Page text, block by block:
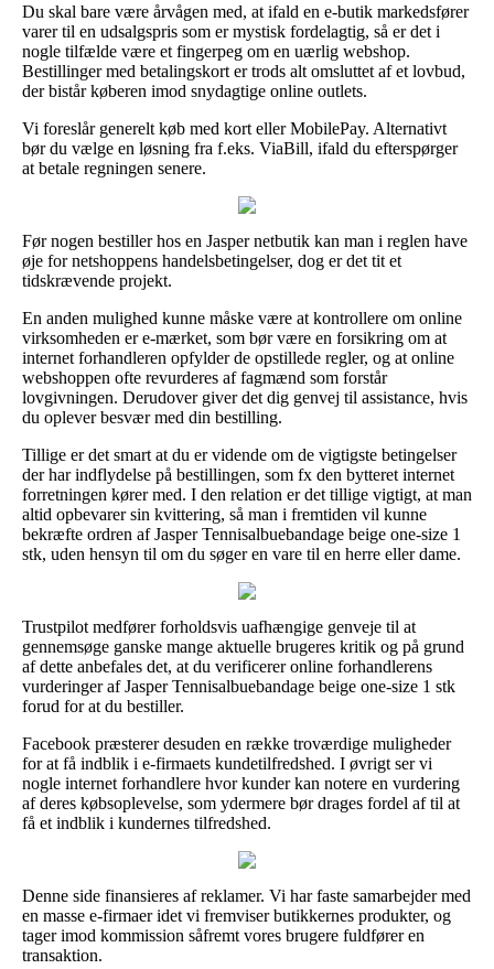
Du skal bare være årvågen med, at ifald en e-butik markedsfører
varer til en udsalgspris som er mystisk fordelagtig, så er det i
nogle tilfælde være et fingerpeg om en uærlig webshop.
Bestillinger med betalingskort er trods alt omsluttet af et lovbud,
der bistår køberen imod snydagtige online outlets.
Vi foreslår generelt køb med kort eller MobilePay. Alternativt
bør du vælge en løsning fra f.eks. ViaBill, ifald du efterspørger
at betale regningen senere.
Før nogen bestiller hos en Jasper netbutik kan man i reglen have
øje for netshoppens handelsbetingelser, dog er det tit et
tidskrævende projekt.
En anden mulighed kunne måske være at kontrollere om online
virksomheden er e-mærket, som bør være en forsikring om at
internet forhandleren opfylder de opstillede regler, og at online
webshoppen ofte revurderes af fagmænd som forstår
lovgivningen. Derudover giver det dig genvej til assistance, hvis
du oplever besvær med din bestilling.
Tillige er det smart at du er vidende om de vigtigste betingelser
der har indflydelse på bestillingen, som fx den bytteret internet
forretningen kører med. I den relation er det tillige vigtigt, at man
altid opbevarer sin kvittering, så man i fremtiden vil kunne
bekræfte ordren af Jasper Tennisalbuebandage beige one-size 1
stk, uden hensyn til om du søger en vare til en herre eller dame.
Trustpilot medfører forholdsvis uafhængige genveje til at
gennemsøge ganske mange aktuelle brugeres kritik og på grund
af dette anbefales det, at du verificerer online forhandlerens
vurderinger af Jasper Tennisalbuebandage beige one-size 1 stk
forud for at du bestiller.
Facebook præsterer desuden en række troværdige muligheder
for at få indblik i e-firmaets kundetilfredshed. I øvrigt ser vi
nogle internet forhandlere hvor kunder kan notere en vurdering
af deres købsoplevelse, som ydermere bør drages fordel af til at
få et indblik i kundernes tilfredshed.
Denne side finansieres af reklamer. Vi har faste samarbejder med
en masse e-firmaer idet vi fremviser butikkernes produkter, og
tager imod kommission såfremt vores brugere fuldfører en
transaktion.